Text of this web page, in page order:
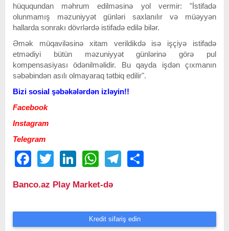
hüququndan məhrum edilməsinə yol vermir: "İstifadə
olunmamış məzuniyyət günləri saxlanılır və müəyyən
hallarda sonrakı dövrlərdə istifadə edilə bilər.
Əmək müqaviləsinə xitam verildikdə isə işçiyə istifadə
etmədiyi bütün məzuniyyət günlərinə görə pul
kompensasiyası ödənilməlidir. Bu qayda işdən çıxmanın
səbəbindən asılı olmayaraq tətbiq edilir".
Bizi sosial şəbəkələrdən izləyin!!
Facebook
Instagram
Telegram
FacebookTwitter LinkedIn WhatsAppTelegram
Banco.az Play Market-də
Kredit sifariş edin